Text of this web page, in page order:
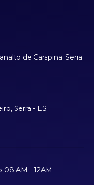
de Carapina, Serra
Serra - ES
08 AM - 12AM